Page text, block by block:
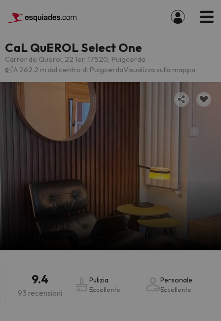
CaL QuEROL Select One
Carrer de Querol, 22 1er, 17520, Puigcerda
A 262.2 m dal centro di PuigcerdaVisualizza sulla mappa
9.4
93 recensioni
Pulizia
Eccellente
Personale
Eccellente